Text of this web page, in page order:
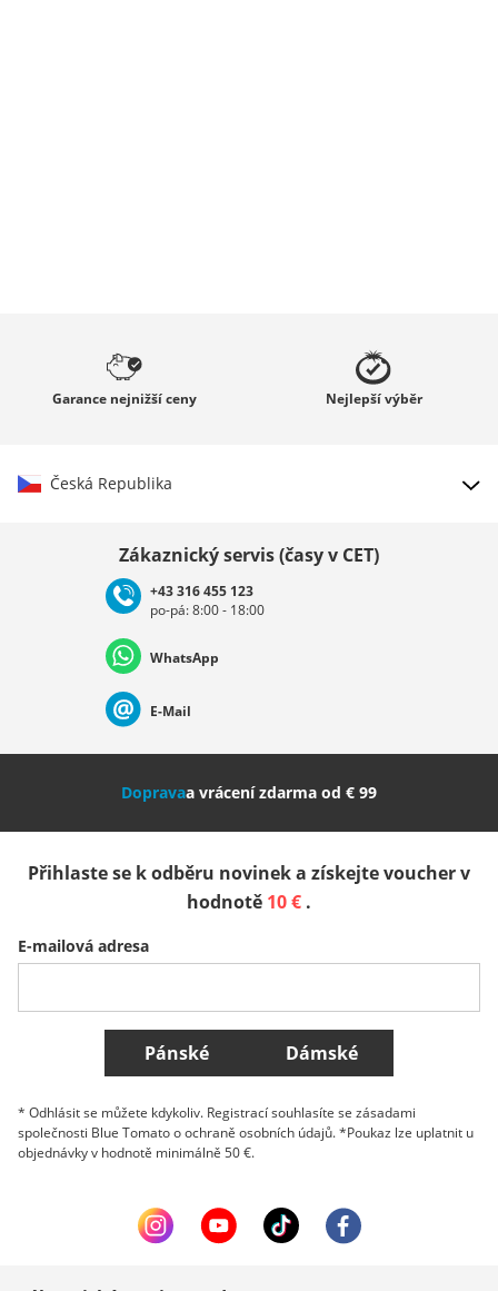
Garance nejnižší ceny Nejlepšívýběr
Česká Republika
Deutschland Österreich
Nederland Italia (Italiano) Italien (Deutsch)
Slovenija
Belgique (Français) Danmark Norge
Všechny země
Zákaznický servis (časy v CET)
+43 316 455 123
po-pá: 8:00 - 18:00
WhatsApp
E-Mail
Dopravaa vrácení zdarma od € 99
Přihlaste se k odběru novinek a získejte voucher v
hodnotě 10 € .
E-mailová adresa
Pánské Dámské
* Odhlásit se můžete kdykoliv. Registrací souhlasíte se zásadami
společnosti Blue Tomato o ochraně osobních údajů. *Poukaz lze uplatnit u
objednávky v hodnotě minimálně 50 €.